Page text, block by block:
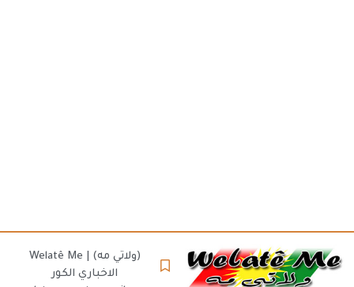
(ولاتي مه) | Welatê Me
الاخباري الكور